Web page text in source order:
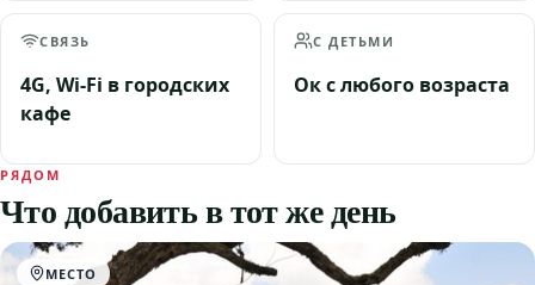
СВЯЗЬ
4G, Wi-Fi в городских
кафе
С ДЕТЬМИ
Ок с любого возраста
РЯДОМ
Что добавить в тот же день
МЕСТО